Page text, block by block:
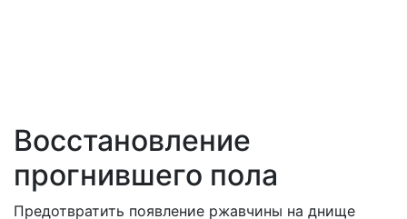
Восстановление
прогнившего пола
Предотвратить появление ржавчины на днище